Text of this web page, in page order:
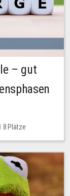
– gut
8 Plätze